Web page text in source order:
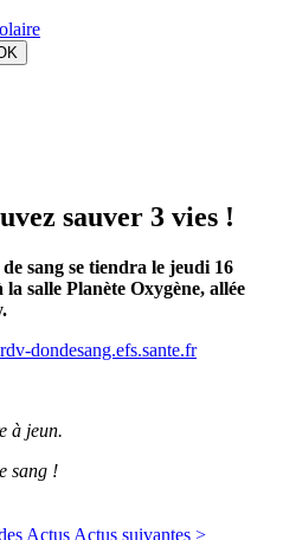
sauver 3 vies !
sang se tiendra le jeudi 16
salle Planète Oxygène, allée
dondesang.efs.sante.fr
à jeun.
Actus Actus suivantes >